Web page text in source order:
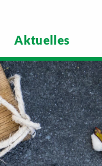
Aktuelles